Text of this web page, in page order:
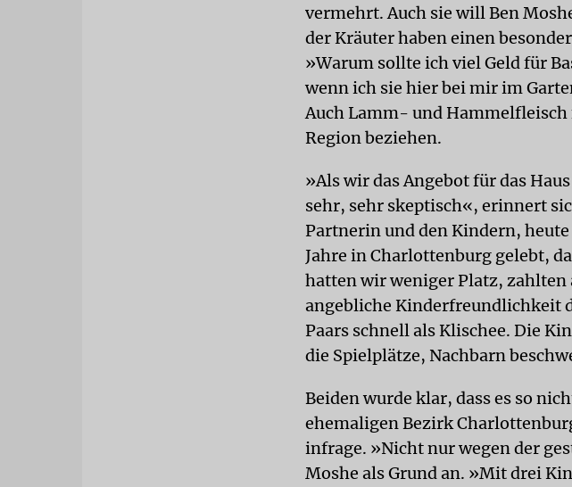
vermehrt. Auch sie will Ben
der Kräuter haben einen
»Warum sollte ich viel Geld für
wenn ich sie hier bei mir im
Auch Lamm- und Hammelfleisch
Region beziehen.
»Als wir das Angebot für das
sehr, sehr skeptisch«, erinnert
Partnerin und den Kindern,
Jahre in Charlottenburg gelebt,
hatten wir weniger Platz, zahlten
angebliche Kinderfreundlichkeit
Paars schnell als Klischee. Die
die Spielplätze, Nachbarn
Beiden wurde klar, dass es so
ehemaligen Bezirk
infrage. »Nicht nur wegen der
Moshe als Grund an. »Mit drei